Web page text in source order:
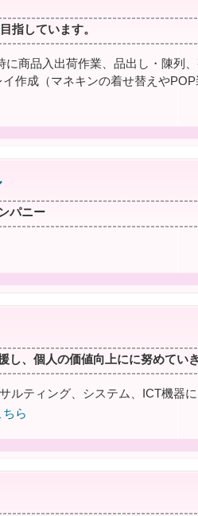
指しています。
商品入出荷作業、品出し・陳列
作成（マネキンの着せ替えや
パニー
、個人の価値向上にに努めていき
ルティング、システム、ICT機器
ら